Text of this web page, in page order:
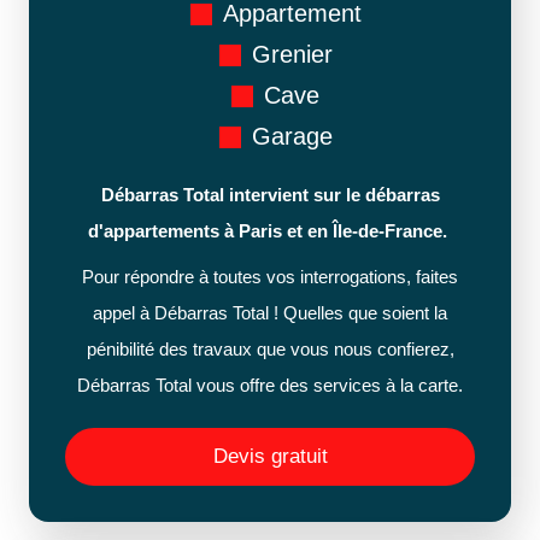
Appartement
Grenier
Cave
Garage
Débarras Total intervient sur le débarras
d'appartements à Paris et en Île-de-France.
Pour répondre à toutes vos interrogations, faites
appel à Débarras Total ! Quelles que soient la
pénibilité des travaux que vous nous confierez,
Débarras Total vous offre des services à la carte.
Devis gratuit